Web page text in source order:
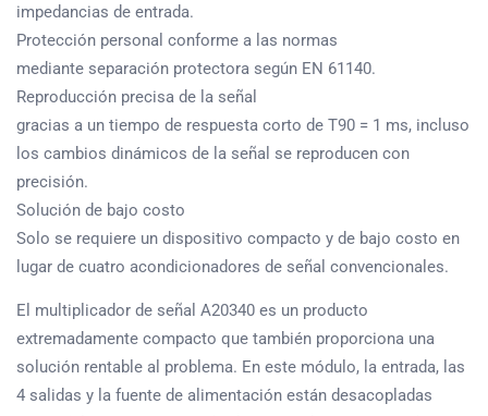
impedancias de entrada.
Protección personal conforme a las normas
mediante separación protectora según EN 61140.
Reproducción precisa de la señal
gracias a un tiempo de respuesta corto de T90 = 1 ms, incluso
los cambios dinámicos de la señal se reproducen con
precisión.
Solución de bajo costo
Solo se requiere un dispositivo compacto y de bajo costo en
lugar de cuatro acondicionadores de señal convencionales.
El multiplicador de señal A20340 es un producto
extremadamente compacto que también proporciona una
solución rentable al problema. En este módulo, la entrada, las
4 salidas y la fuente de alimentación están desacopladas